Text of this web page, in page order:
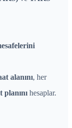
alanını, her
planını hesaplar.